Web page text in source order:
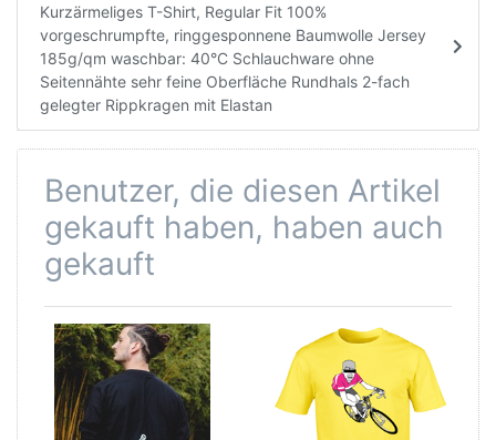
Kurzärmeliges T-Shirt, Regular Fit 100%
vorgeschrumpfte, ringgesponnene Baumwolle Jersey
185g/qm waschbar: 40°C Schlauchware ohne
Seitennähte sehr feine Oberfläche Rundhals 2-fach
gelegter Rippkragen mit Elastan
Benutzer, die diesen Artikel
gekauft haben, haben auch
gekauft